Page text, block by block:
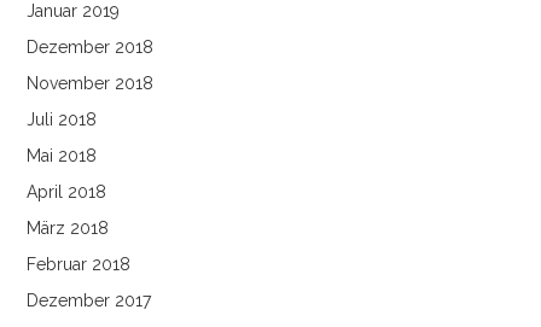
Januar 2019
Dezember 2018
November 2018
Juli 2018
Mai 2018
April 2018
März 2018
Februar 2018
Dezember 2017